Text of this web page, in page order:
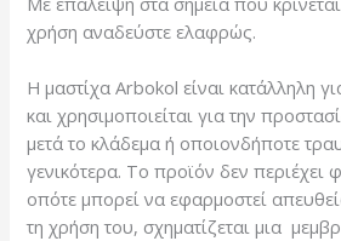
χρήση αναδεύστε ελαφρώς.
Η μαστίχα Arbokol είναι κατάλληλη
και χρησιμοποιείται για την
μετά το κλάδεμα ή οποιονδήποτε
γενικότερα. Το προϊόν δεν περιέχει
οπότε μπορεί να εφαρμοστεί
τη χρήση του, σχηματίζεται μια